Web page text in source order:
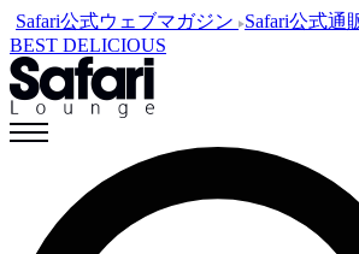
Safari公式ウェブマガジン Safari公式通
BEST DELICIOUS